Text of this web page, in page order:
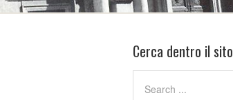
Cerca dentro il sito